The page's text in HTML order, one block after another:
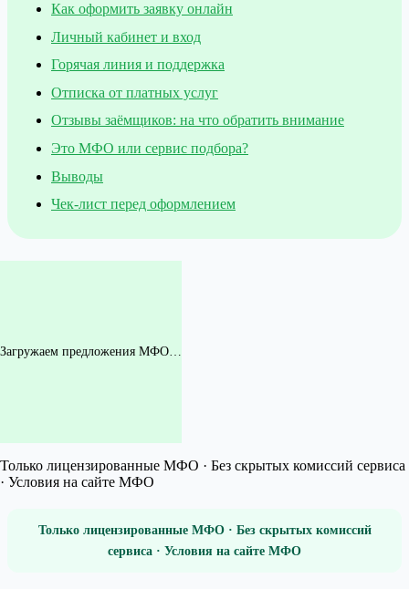
Как оформить заявку онлайн
Личный кабинет и вход
Горячая линия и поддержка
Отписка от платных услуг
Отзывы заёмщиков: на что обратить внимание
Это МФО или сервис подбора?
Выводы
Чек-лист перед оформлением
Загружаем предложения МФО…
Только лицензированные МФО · Без скрытых комиссий сервиса
· Условия на сайте МФО
Только лицензированные МФО · Без скрытых комиссий
сервиса · Условия на сайте МФО